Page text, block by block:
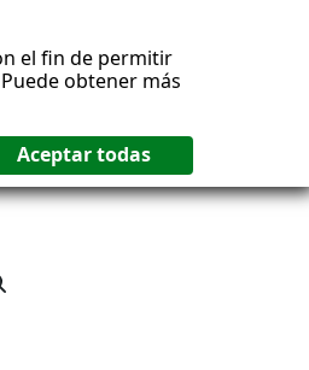
el fin de permitir
obtener más